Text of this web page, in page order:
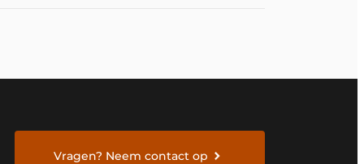
Vragen? Neem contact op